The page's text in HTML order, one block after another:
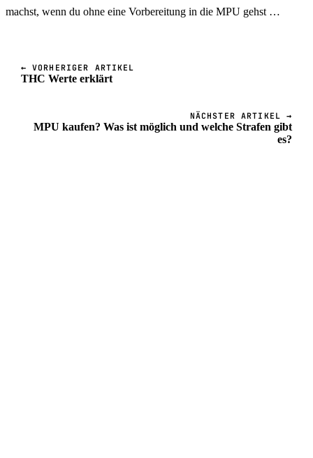
machst, wenn du ohne eine Vorbereitung in die MPU gehst …
← VORHERIGER ARTIKEL
THC Werte erklärt
NÄCHSTER ARTIKEL →
MPU kaufen? Was ist möglich und welche Strafen gibt
es?